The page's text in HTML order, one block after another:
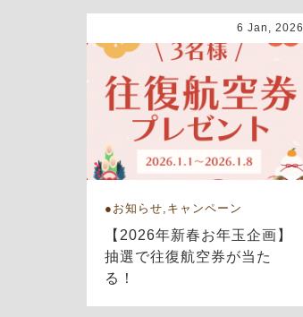
6 Jan, 2026
お知らせ,キャンペーン
【2026年新春お年玉企画】
抽選で往復航空券が当た
る！